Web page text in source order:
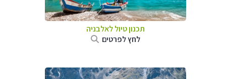
תכנון טיול לאלבניה
לחץ לפרטים